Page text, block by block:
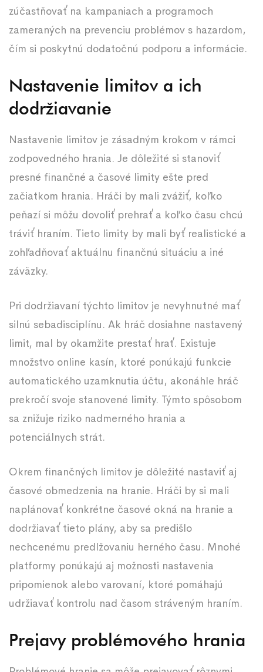
zúčastňovať na kampaniach a programoch
zameraných na prevenciu problémov s hazardom,
čím si poskytnú dodatočnú podporu a informácie.
Nastavenie limitov a ich
dodržiavanie
Nastavenie limitov je zásadným krokom v rámci
zodpovedného hrania. Je dôležité si stanoviť
presné finančné a časové limity ešte pred
začiatkom hrania. Hráči by mali zvážiť, koľko
peňazí si môžu dovoliť prehrať a koľko času chcú
tráviť hraním. Tieto limity by mali byť realistické a
zohľadňovať aktuálnu finančnú situáciu a iné
záväzky.
Pri dodržiavaní týchto limitov je nevyhnutné mať
silnú sebadisciplínu. Ak hráč dosiahne nastavený
limit, mal by okamžite prestať hrať. Existuje
množstvo online kasín, ktoré ponúkajú funkcie
automatického uzamknutia účtu, akonáhle hráč
prekročí svoje stanovené limity. Týmto spôsobom
sa znižuje riziko nadmerného hrania a
potenciálnych strát.
Okrem finančných limitov je dôležité nastaviť aj
časové obmedzenia na hranie. Hráči by si mali
naplánovať konkrétne časové okná na hranie a
dodržiavať tieto plány, aby sa predišlo
nechcenému predlžovaniu herného času. Mnohé
platformy ponúkajú aj možnosti nastavenia
pripomienok alebo varovaní, ktoré pomáhajú
udržiavať kontrolu nad časom stráveným hraním.
Prejavy problémového hrania